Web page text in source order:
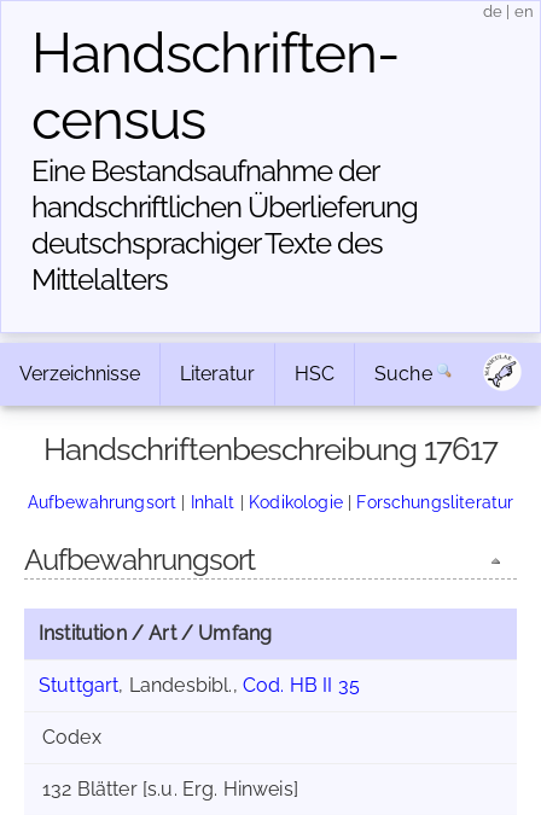
Handschriften­
census
Eine Bestandsaufnahme der
handschriftlichen Über­lieferung
deutschsprachiger Texte des
Mittelalters
de en
Verzeichnisse Literatur HSC Suche
Handschriftenbeschreibung 17617
Aufbewahrungsort | Inhalt | Kodikologie| Forschungsliteratur
Aufbewahrungsort
Institution / Art / Umfang
Stuttgart, Landesbibl., Cod. HB II 35
Codex
132 Blätter [s.u. Erg. Hinweis]